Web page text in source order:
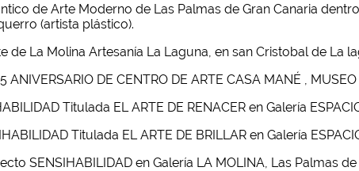
de Arte Moderno de Las Palmas de Gran Canaria
(artista plástico).
La Molina Artesanía La Laguna, en san Cristobal de La
DE CENTRO DE ARTE CASA MANÉ ,
Titulada EL ARTE DE RENACER en Galería
Titulada EL ARTE DE BRILLAR en Galería
SENSIHABILIDAD en Galería LA MOLINA, Las Palmas de